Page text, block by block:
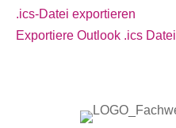
.ics-Datei exportieren
Exportiere Outlook .ics Datei